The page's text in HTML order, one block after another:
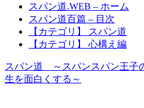
スパン道.WEB – ホーム
スパン道百篇 – 目次
【カテゴリ】 スパン道
【カテゴリ】 心構え編
スパン道 ～スパンスパン王子
生を面白くする～